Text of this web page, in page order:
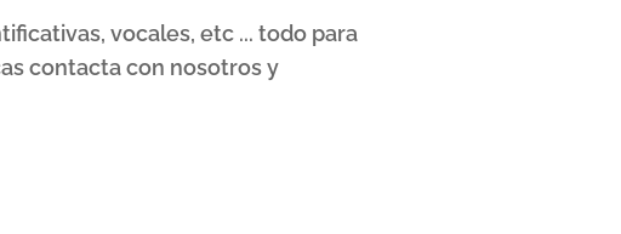
vocales, etc ... todo para
contacta con nosotros y